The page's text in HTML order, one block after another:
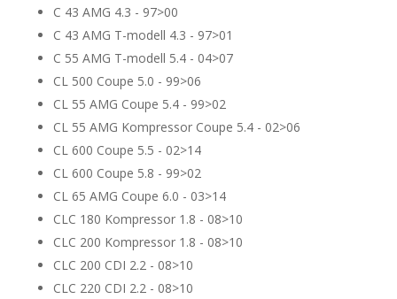
C 43 AMG 4.3 - 97>00
C 43 AMG T-modell 4.3 - 97>01
C 55 AMG T-modell 5.4 - 04>07
CL 500 Coupe 5.0 - 99>06
CL 55 AMG Coupe 5.4 - 99>02
CL 55 AMG Kompressor Coupe 5.4 - 02>06
CL 600 Coupe 5.5 - 02>14
CL 600 Coupe 5.8 - 99>02
CL 65 AMG Coupe 6.0 - 03>14
CLC 180 Kompressor 1.8 - 08>10
CLC 200 Kompressor 1.8 - 08>10
CLC 200 CDI 2.2 - 08>10
CLC 220 CDI 2.2 - 08>10